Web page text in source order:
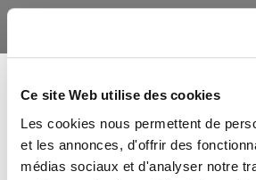
Ce site Web utilise des cookies
Les cookies nous permettent de
et les annonces, d'offrir des
médias sociaux et d'analyser notre